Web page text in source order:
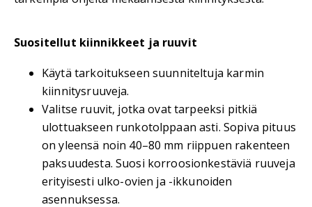
Suositellut kiinnikkeet ja ruuvit
Käytä tarkoitukseen suunniteltuja karmin
kiinnitysruuveja.
Valitse ruuvit, jotka ovat tarpeeksi pitkiä
ulottuakseen runkotolppaan asti. Sopiva pituus
on yleensä noin 40–80 mm riippuen rakenteen
paksuudesta. Suosi korroosionkestäviä ruuveja
erityisesti ulko-ovien ja -ikkunoiden
asennuksessa.